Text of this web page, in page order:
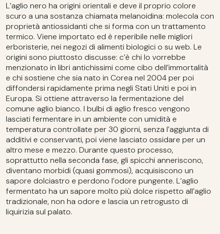
L’aglio nero ha origini orientali e deve il proprio colore
scuro a una sostanza chiamata melanoidina: molecola con
proprietà antiossidanti che si forma con un trattamento
termico. Viene importato ed è reperibile nelle migliori
erboristerie, nei negozi di alimenti biologici o su web. Le
origini sono piuttosto discusse: c’è chi lo vorrebbe
menzionato in libri antichissimi come cibo dell’immortalità
e chi sostiene che sia nato in Corea nel 2004 per poi
diffondersi rapidamente prima negli Stati Uniti e poi in
Europa. Si ottiene attraverso la fermentazione del
comune aglio bianco. I bulbi di aglio fresco vengono
lasciati fermentare in un ambiente con umidità e
temperatura controllate per 30 giorni, senza l’aggiunta di
additivi e conservanti, poi viene lasciato ossidare per un
altro mese e mezzo. Durante questo processo,
soprattutto nella seconda fase, gli spicchi anneriscono,
diventano morbidi (quasi gommosi), acquisiscono un
sapore dolciastro e perdono l’odore pungente. L’aglio
fermentato ha un sapore molto più dolce rispetto all’aglio
tradizionale, non ha odore e lascia un retrogusto di
liquirizia sul palato.